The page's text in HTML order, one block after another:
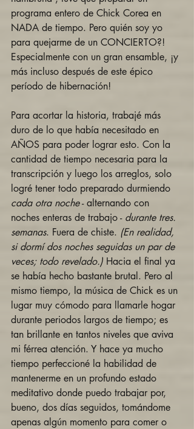
programa entero de Chick Corea en
NADA de tiempo. Pero quién soy yo
para quejarme de un CONCIERTO?!
Especialmente con un gran ensamble, ¡y
más incluso después de este épico
período de hibernación!
Para acortar la historia, trabajé más
duro de lo que había necesitado en
AÑOS para poder lograr esto. Con la
cantidad de tiempo necesaria para la
transcripción y luego los arreglos, solo
logré tener todo preparado durmiendo
cada otra noche - alternando con
noches enteras de trabajo - durante tres.
semanas. Fuera de chiste. (En realidad,
si dormí dos noches seguidas un par de
veces; todo revelado.) Hacia el final ya
se había hecho bastante brutal. Pero al
mismo tiempo, la música de Chick es un
lugar muy cómodo para llamarle hogar
durante periodos largos de tiempo; es
tan brillante en tantos niveles que aviva
mi férrea atención. Y hace ya mucho
tiempo perfeccioné la habilidad de
mantenerme en un profundo estado
meditativo donde puedo trabajar por,
bueno, dos días seguidos, tomándome
apenas algún momento para comer o